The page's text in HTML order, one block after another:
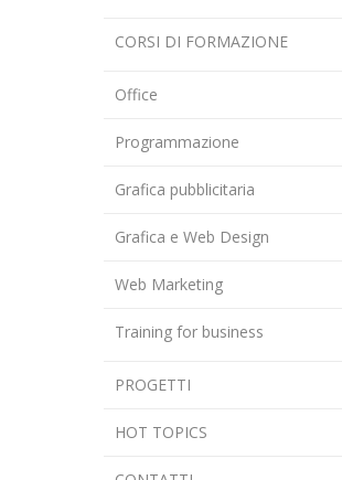
CORSI DI FORMAZIONE
Office
Programmazione
Grafica pubblicitaria
Grafica e Web Design
Web Marketing
Training for business
PROGETTI
HOT TOPICS